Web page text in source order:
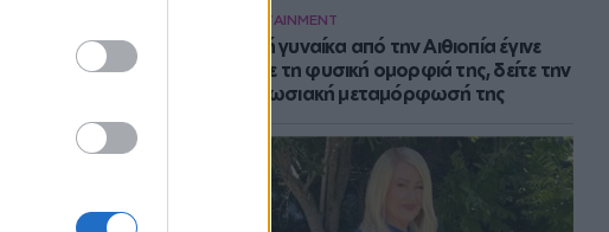
ENTERTAINMENT
Νεαρή γυναίκα από την Αιθιοπία έγινε
viral με τη φυσική ομορφιά της, δείτε την
εντυπωσιακή μεταμόρφωσή της